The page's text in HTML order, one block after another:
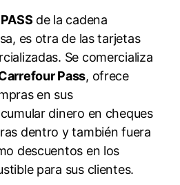
de la cadena
es otra de las tarjetas
Se comercializa
Pass, ofrece
en sus
dinero en cheques
dentro y también fuera
descuentos en los
para sus clientes.